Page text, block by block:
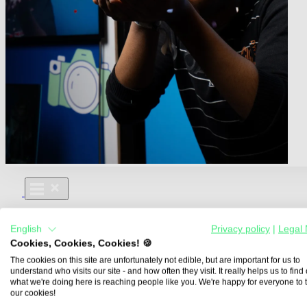
Aus- und Weiterbildungen
Für Lehre & Ausbildung
Media For You
Über Uns
English Privacy policy
Legal
Cookies, Cookies, Cookies! 🍪
The cookies on this site are unfortunately not edible, but are important for us to
understand who visits our site - and how often they visit. It really helps us to find
what we're doing here is reaching people like you. We're happy for everyone to
our cookies!